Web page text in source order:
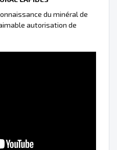
du minéral de
autorisation de